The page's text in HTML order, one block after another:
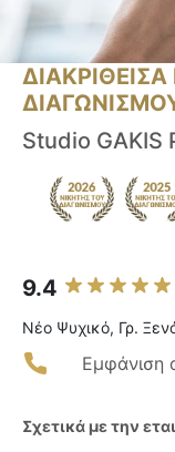
ΔΙΑΓΩΝΙΣΜΟΥ
Studio GAKIS
9.4
Νέο Ψυχικό, Γρ.
Εμφάνιση
Σχετικά με την